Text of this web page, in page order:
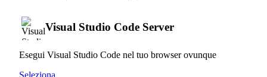
Visual Studio Code Server
Esegui Visual Studio Code nel tuo browser ovunque
Seleziona